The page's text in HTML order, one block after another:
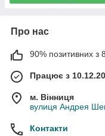
Про нас
90% позитивних з
Працює з
м. Вінниця
вулиця Андрея
Контакти